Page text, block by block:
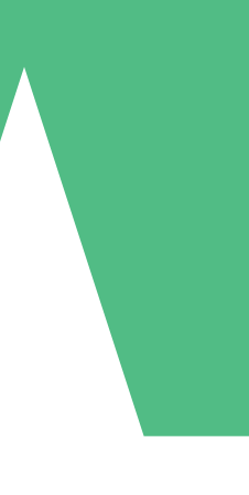
Individuels
Sans engagement